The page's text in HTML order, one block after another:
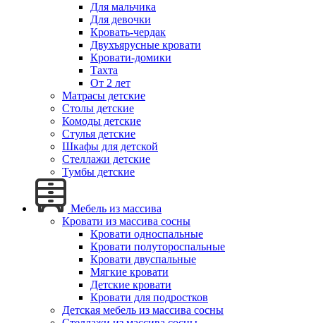
Для мальчика
Для девочки
Кровать-чердак
Двухъярусные кровати
Кровати-домики
Тахта
От 2 лет
Матрасы детские
Столы детские
Комоды детские
Стулья детские
Шкафы для детской
Стеллажи детские
Тумбы детские
Мебель из массива
Кровати из массива сосны
Кровати односпальные
Кровати полутороспальные
Кровати двуспальные
Мягкие кровати
Детские кровати
Кровати для подростков
Детская мебель из массива сосны